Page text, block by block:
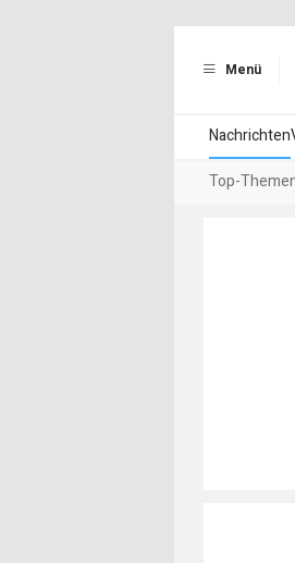
Menü
Nachrichten
Top-